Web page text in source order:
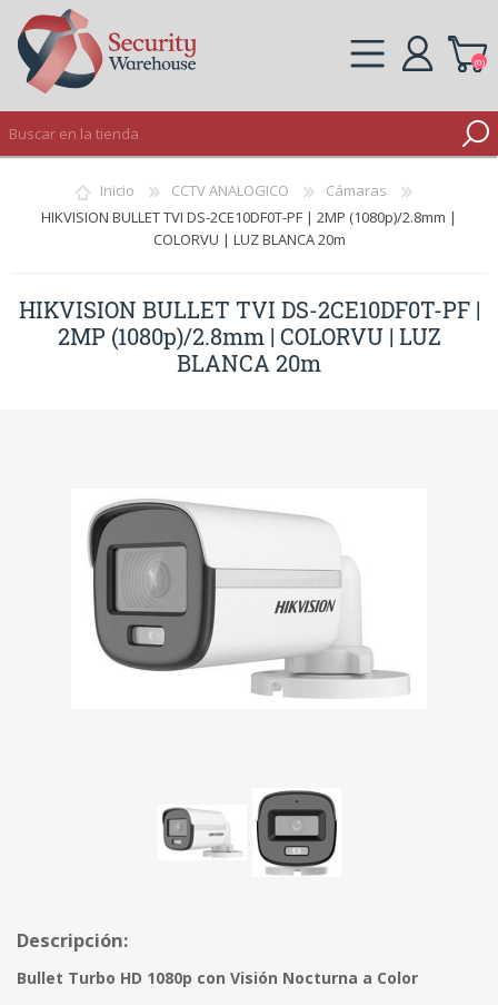
INICIAR SESIÓN
(0)
Inicio CCTV ANALOGICO
Cámaras
HIKVISION BULLET TVI DS-2CE10DF0T-PF | 2MP (1080p)/2.8mm |
COLORVU | LUZ BLANCA 20m
HIKVISION BULLET TVI DS-2CE10DF0T-PF |
2MP (1080p)/2.8mm | COLORVU | LUZ
BLANCA 20m
Descripción:
Bullet Turbo HD 1080p con Visión Nocturna a Color